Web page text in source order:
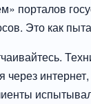
порталов
Это как
через